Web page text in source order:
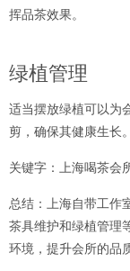
挥品茶效果。
绿植管理
适当摆放绿植可以为
剪，确保其健康生长
关键字：上海喝茶会
总结：上海自带工作
茶具维护和绿植管理
环境，提升会所的品